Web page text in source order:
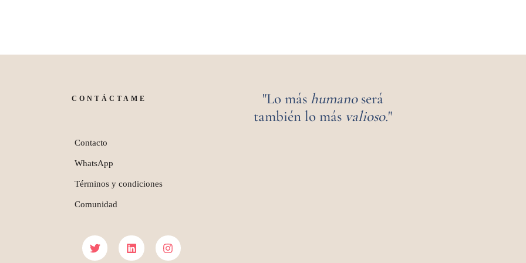
CONTÁCTAME
Contacto
WhatsApp
Términos y condiciones
Comunidad
"Lo más humanoserá
también lo más valioso."